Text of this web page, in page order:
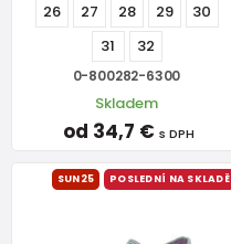
26 27 28 29
30
31
32
0-800282-6300
Skladem
od 34,7 € s DPH
SUN25 POSLEDNÍ NA SKLADĚ